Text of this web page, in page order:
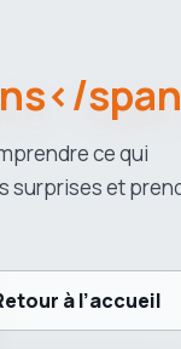
ce qui
surprises et
à l’accueil